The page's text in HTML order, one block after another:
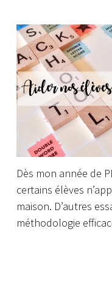
Dès mon année de
certains élèves
maison. D’autres
méthodologie